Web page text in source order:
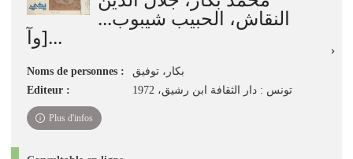
النقاش، الحبيب شيبوب...
[وآ...
Noms de personnes :
بكار، توفيق
Editeur :
تونس : دار الثقافة ابن رشيق، 1972
Plus d'infos